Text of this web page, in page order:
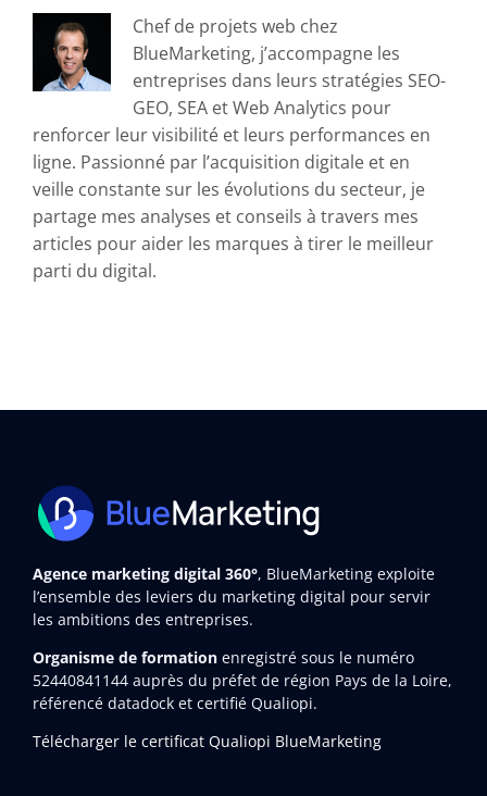
Chef de projets web chez
BlueMarketing, j’accompagne les
entreprises dans leurs stratégies SEO-
GEO, SEA et Web Analytics pour
renforcer leur visibilité et leurs performances en
ligne. Passionné par l’acquisition digitale et en
veille constante sur les évolutions du secteur, je
partage mes analyses et conseils à travers mes
articles pour aider les marques à tirer le meilleur
parti du digital.
Agence marketing digital 360°, BlueMarketing exploite
l’ensemble des leviers du marketing digital pour servir
les ambitions des entreprises.
Organisme de formation enregistré sous le numéro
52440841144auprès du préfet de région Pays de la Loire,
référencé datadock et certifié Qualiopi.
Télécharger le certificat Qualiopi BlueMarketing